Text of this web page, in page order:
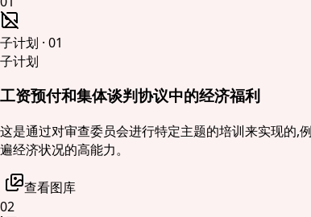
子计划 · 01
子计划
工资预付和集体谈判协议中的经济福利
这是通过对审查委员会进行特定主题的培训来实现的,
遍经济状况的高能力。
查看图库
02